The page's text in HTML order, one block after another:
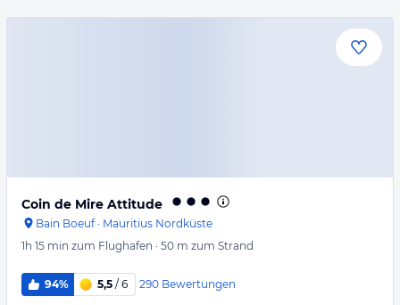
Coin de Mire Attitude
Bain Boeuf· Mauritius Nordküste
1h 15 min zum Flughafen · 50 m zum Strand
94% 5,5 / 6 290 Bewertungen